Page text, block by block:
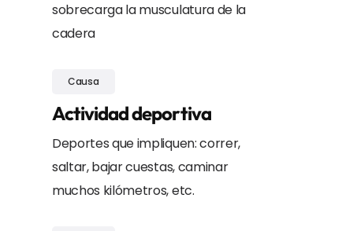
sobrecarga la musculatura de la
cadera
Causa
Actividad deportiva
Deportes que impliquen: correr,
saltar, bajar cuestas, caminar
muchos kilómetros, etc.